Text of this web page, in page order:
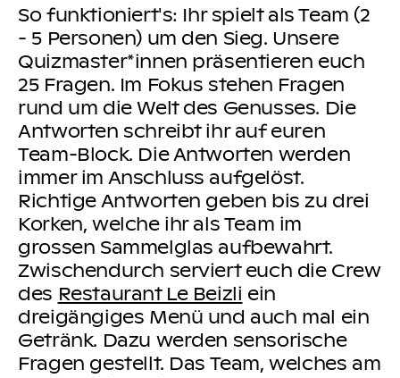
So funktioniert's: Ihr spielt als Team (2
- 5 Personen) um den Sieg. Unsere
Quizmaster*innen präsentieren euch
25 Fragen. Im Fokus stehen Fragen
rund um die Welt des Genusses. Die
Antworten schreibt ihr auf euren
Team-Block. Die Antworten werden
immer im Anschluss aufgelöst.
Richtige Antworten geben bis zu drei
Korken, welche ihr als Team im
grossen Sammelglas aufbewahrt.
Zwischendurch serviert euch die Crew
des Restaurant Le Beizli ein
dreigängiges Menü und auch mal ein
Getränk. Dazu werden sensorische
Fragen gestellt. Das Team, welches am